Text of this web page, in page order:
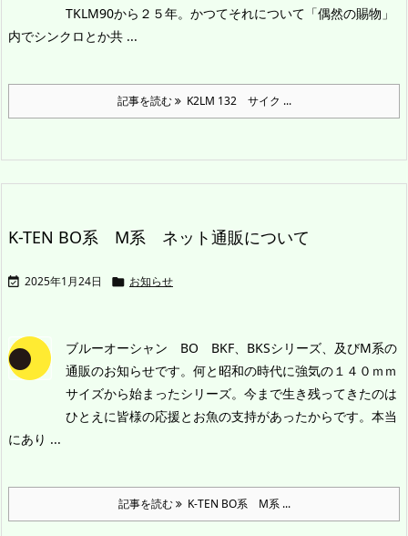
TKLM90から２５年。かつてそれについて「偶然の賜物」
内でシンクロとか共 ...
記事を読む K2LM 132 サイク ...
K-TEN BO系 M系 ネット通販について
 2025年1月24日  お知らせ
ブルーオーシャン BO BKF、BKSシリーズ、及びM系の
通販のお知らせです。 何と昭和の時代に強気の１４０ｍｍ
サイズから始まったシリーズ。今まで生き残ってきたのは
ひとえに皆様の応援とお魚の支持があったからです。本当
にあり ...
記事を読む K-TEN BO系 M系 ...